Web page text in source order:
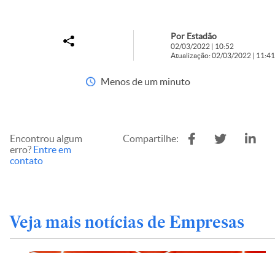
Por Estadão
02/03/2022 | 10:52
Atualização: 02/03/2022 | 11:41
Menos de um minuto
Encontrou algum
erro? Entre em
contato
Compartilhe:
Veja mais notícias de Empresas